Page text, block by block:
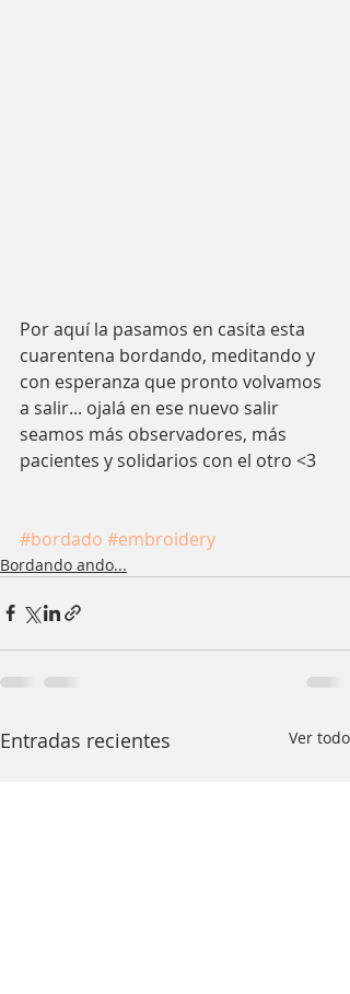
Por aquí la pasamos en casita esta
cuarentena bordando, meditando y
con esperanza que pronto volvamos
a salir... ojalá en ese nuevo salir
seamos más observadores, más
pacientes y solidarios con el otro <3
#bordado #embroidery
Bordando ando...
Entradas recientes Ver todo